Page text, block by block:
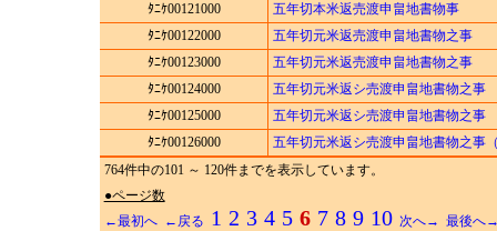
ﾀﾆｹ00121000
五年切本米返売渡申畠地書物事
ﾀﾆｹ00122000
五年切元米返売渡申畠地書物之事
ﾀﾆｹ00123000
五年切元米返売渡申畠地書物之事
ﾀﾆｹ00124000
五年切元米返シ売渡申畠地書物之事
ﾀﾆｹ00125000
五年切元米返シ売渡申畠地書物之事
ﾀﾆｹ00126000
五年切元米返シ売渡申畠地書物之事
764件中の101 ～ 120件までを表示しています。
●ページ数
←最初へ
←戻る 1 2 3 4 5 6 7 8 9 10 次へ→ 最後へ